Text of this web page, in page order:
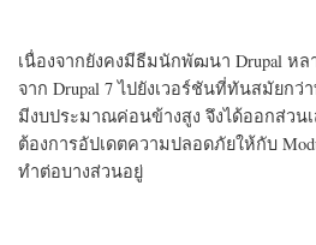
เนื่องจากยังคงมีธีมนักพัฒนา Drupal ห
จาก Drupal 7 ไปยังเวอร์ชันที่ทันสมัยกว่
มีงบประมาณค่อนข้างสูง จึงได้ออกส่วน
ต้องการอัปเดตความปลอดภัยให้กับ
ทำต่อบางส่วนอยู่